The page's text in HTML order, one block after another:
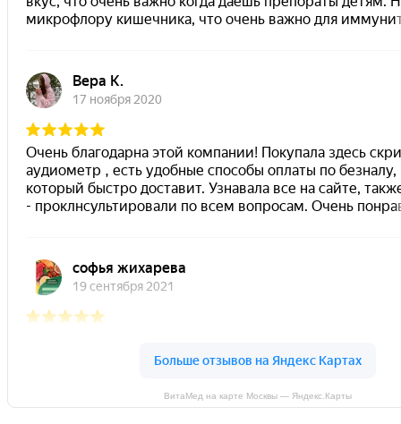
ВитаМед на карте Москвы — Яндекс.Карты